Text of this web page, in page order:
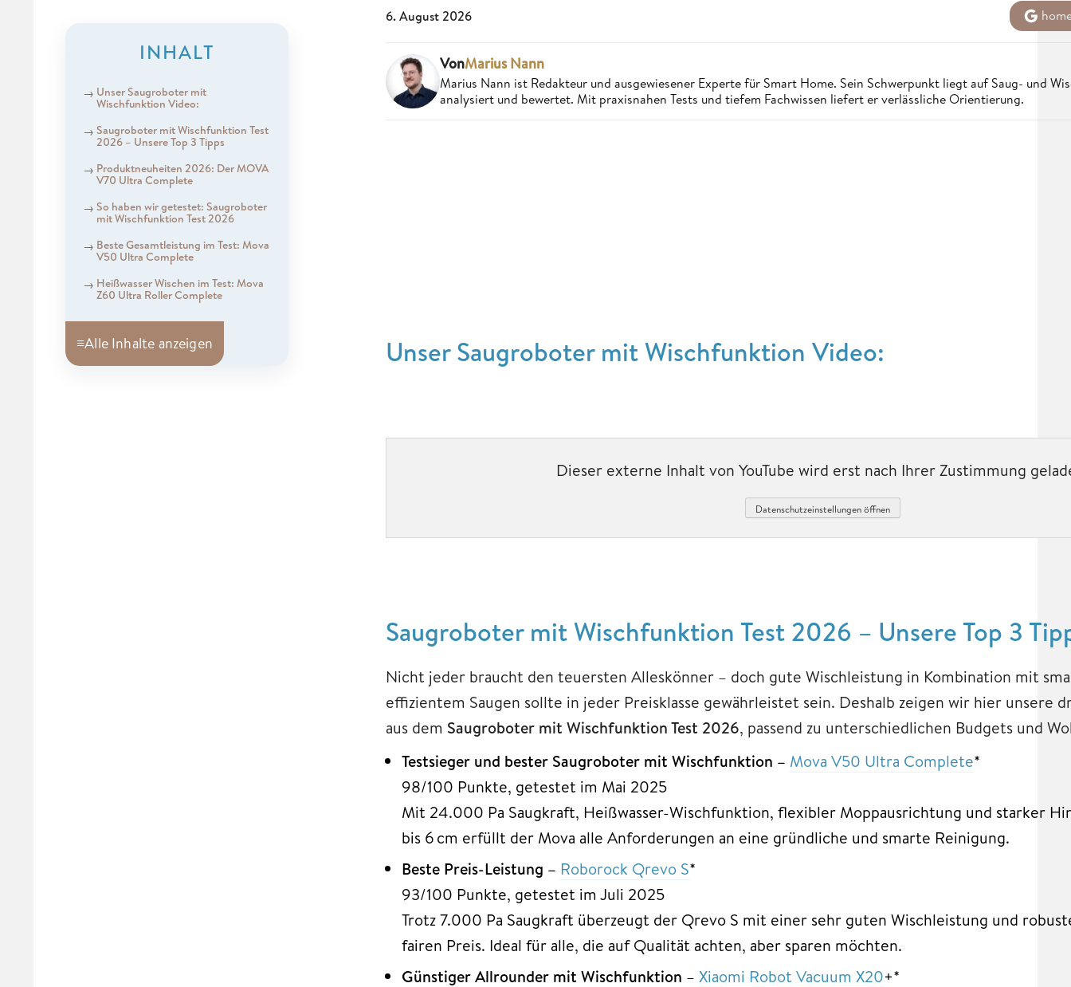
INHALT
Unser Saugroboter mit
Wischfunktion Video:
Saugroboter mit Wischfunktion Test
2026 – Unsere Top 3 Tipps
Produktneuheiten 2026: Der MOVA
V70 Ultra Complete
So haben wir getestet: Saugroboter
mit Wischfunktion Test 2026
Beste Gesamtleistung im Test: Mova
V50 Ultra Complete
Heißwasser Wischen im Test: Mova
Z60 Ultra Roller Complete
≡Alle Inhalte anzeigen
6. August 2026
VonMarius Nann
Marius Nann ist Redakteur und ausgewiesener Experte für Smart Home. Sein Schwerpunkt liegt auf Saug- und
analysiert und bewertet. Mit praxisnahen Tests und tiefem Fachwissen liefert er verlässliche Orientierung.
Unser Saugroboter mit Wischfunktion Video:
Dieser externe Inhalt von YouTube wird erst nach Ihrer Zustimmung
Datenschutzeinstellungen öffnen
Saugroboter mit Wischfunktion Test 2026 – Unsere Top 3
Nicht jeder braucht den teuersten Alleskönner – doch gute Wischleistung in Kombination mit
effizientem Saugen sollte in jeder Preisklasse gewährleistet sein. Deshalb zeigen wir hier unsere
aus dem Saugroboter mit Wischfunktion Test 2026, passend zu unterschiedlichen Budgets und
Testsieger und bester Saugroboter mit Wischfunktion – Mova V50 Ultra Complete*
98/100 Punkte, getestet im Mai 2025
Mit 24.000 Pa Saugkraft, Heißwasser-Wischfunktion, flexibler Moppausrichtung und starker
bis 6 cm erfüllt der Mova alle Anforderungen an eine gründliche und smarte Reinigung.
Beste Preis-Leistung – Roborock Qrevo S*
93/100 Punkte, getestet im Juli 2025
Trotz 7.000 Pa Saugkraft überzeugt der Qrevo S mit einer sehr guten Wischleistung und
fairen Preis. Ideal für alle, die auf Qualität achten, aber sparen möchten.
Günstiger Allrounder mit Wischfunktion –Xiaomi Robot Vacuum X20+*